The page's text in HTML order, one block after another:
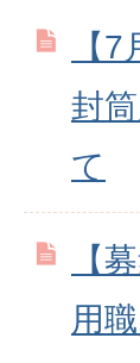
【
封
て
【
用